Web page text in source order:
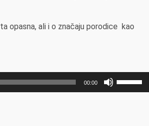
opasna, ali i o značaju porodice kao
00:00